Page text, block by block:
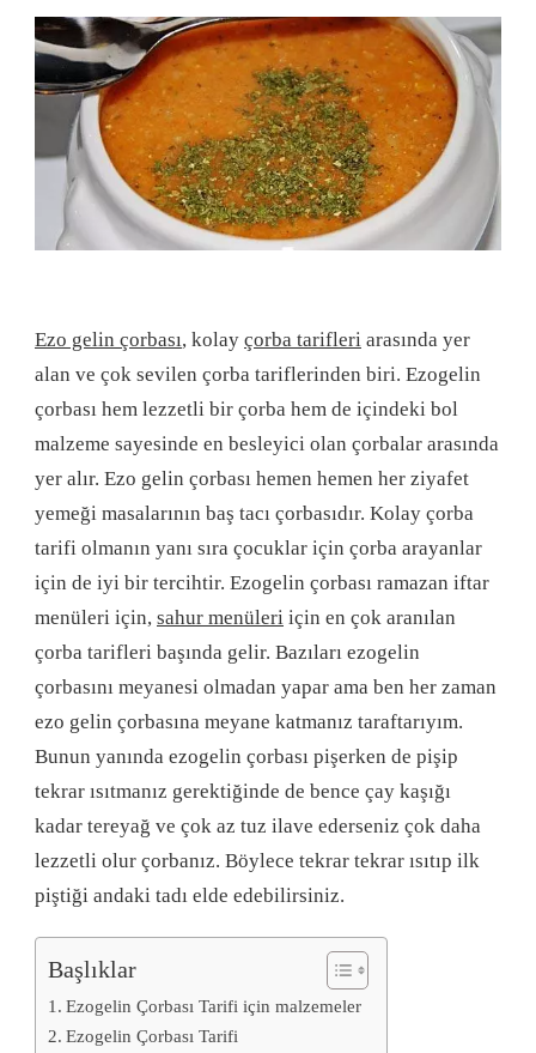
Ezo gelin çorbası, kolay çorba tarifleri arasında yer
alan ve çok sevilen çorba tariflerinden biri. Ezogelin
çorbası hem lezzetli bir çorba hem de içindeki bol
malzeme sayesinde en besleyici olan çorbalar arasında
yer alır. Ezo gelin çorbası hemen hemen her ziyafet
yemeği masalarının baş tacı çorbasıdır. Kolay çorba
tarifi olmanın yanı sıra çocuklar için çorba arayanlar
için de iyi bir tercihtir. Ezogelin çorbası ramazan iftar
menüleri için, sahur menüleri için en çok aranılan
çorba tarifleri başında gelir. Bazıları ezogelin
çorbasını meyanesi olmadan yapar ama ben her zaman
ezo gelin çorbasına meyane katmanız taraftarıyım.
Bunun yanında ezogelin çorbası pişerken de pişip
tekrar ısıtmanız gerektiğinde de bence çay kaşığı
kadar tereyağ ve çok az tuz ilave ederseniz çok daha
lezzetli olur çorbanız. Böylece tekrar tekrar ısıtıp ilk
piştiği andaki tadı elde edebilirsiniz.
Başlıklar
Ezogelin Çorbası Tarifi için malzemeler
Ezogelin Çorbası Tarifi